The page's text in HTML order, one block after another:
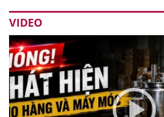
VIDEO